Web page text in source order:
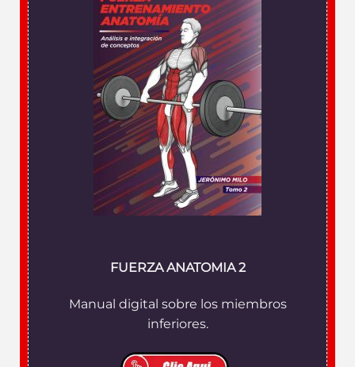
FUERZA ANATOMIA 2
Manual digital sobre los miembros
inferiores.